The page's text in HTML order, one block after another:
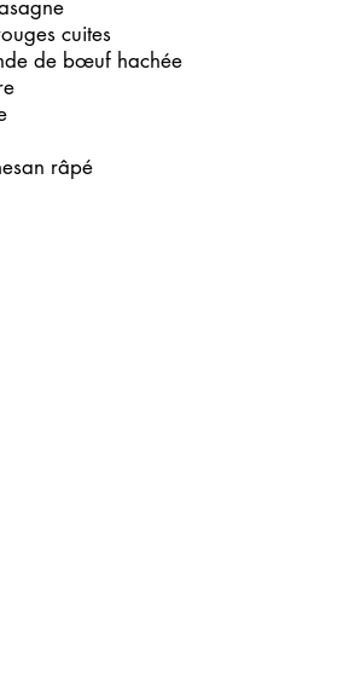
cuites
de bœuf hachée
râpé